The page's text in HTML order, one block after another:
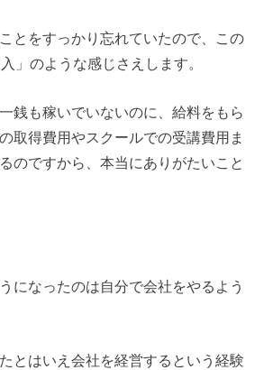
とをすっかり忘れていたので、この
」のような感じさえします。
銭も稼いでいないのに、給料をもら
取得費用やスクールでの受講費用ま
のですから、本当にありがたいこと
になったのは自分で会社をやるよう
とはいえ会社を経営するという経験